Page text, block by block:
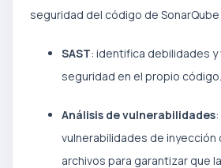
seguridad del código de
SAST: identifica debilidades
seguridad en el propio código.
Análisis de vulnerabilidades
vulnerabilidades de inyección
archivos para garantizar que